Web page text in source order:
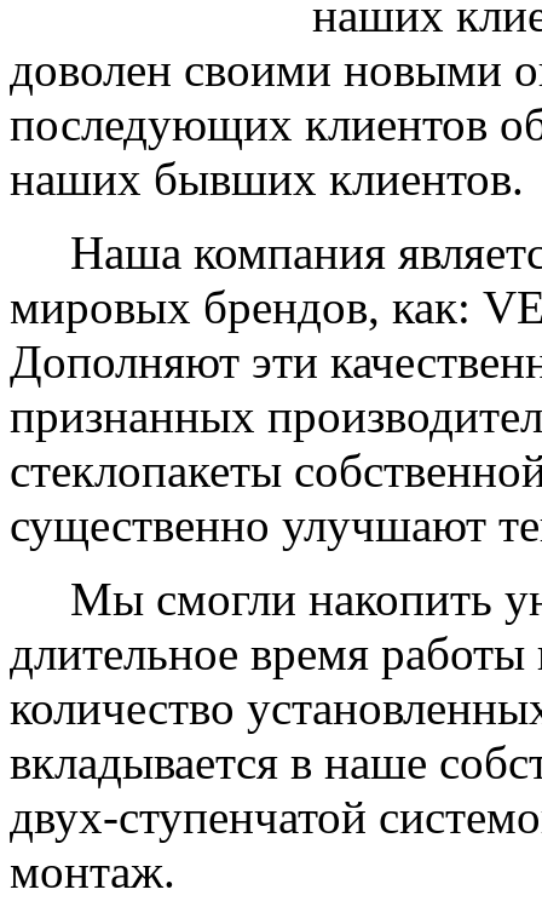
наших
доволен своими новыми
последующих клиентов
наших бывших клиентов.
Наша компания
мировых брендов, как:
Дополняют эти
признанных
стеклопакеты
существенно улучшают
Мы смогли накопить
длительное время
количество
вкладывается в наше
двух-ступенчатой
монтаж.